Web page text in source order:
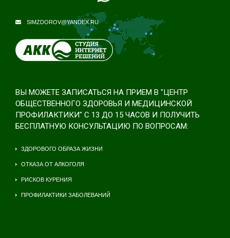
SIMZDOROV@YANDEX.RU
ВЫ МОЖЕТЕ ЗАПИСАТЬСЯ НА ПРИЕМ В "ЦЕНТР
ОБЩЕСТВЕННОГО ЗДОРОВЬЯ И МЕДИЦИНСКОЙ
ПРОФИЛАКТИКИ" С 13 ДО 15 ЧАСОВ И ПОЛУЧИТЬ
БЕСПЛАТНУЮ КОНСУЛЬТАЦИЮ ПО ВОПРОСАМ:
ЗДОРОВОГО ОБРАЗА ЖИЗНИ
ОТКАЗА ОТ АЛКОГОЛЯ
РИСКОВ КУРЕНИЯ
ПРОФИЛАКТИКИ ЗАБОЛЕВАНИЙ